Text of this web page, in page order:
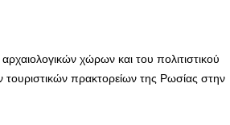
χώρων και του πολιτιστικού
πρακτορείων της Ρωσίας στην